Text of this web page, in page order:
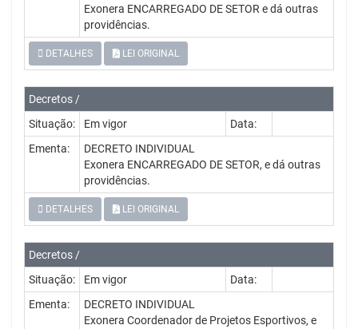
Exonera ENCARREGADO DE SETOR e dá outras
providências.
DETALHES LEI ORIGINAL
Decretos /
Situação:
Em vigor
Data:
Ementa:
DECRETO INDIVIDUAL
Exonera ENCARREGADO DE SETOR, e dá outras
providências.
DETALHES LEI ORIGINAL
Decretos /
Situação:
Em vigor
Data:
Ementa:
DECRETO INDIVIDUAL
Exonera Coordenador de Projetos Esportivos, e